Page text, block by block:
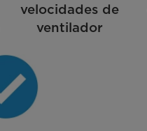
velocidades de
ventilador